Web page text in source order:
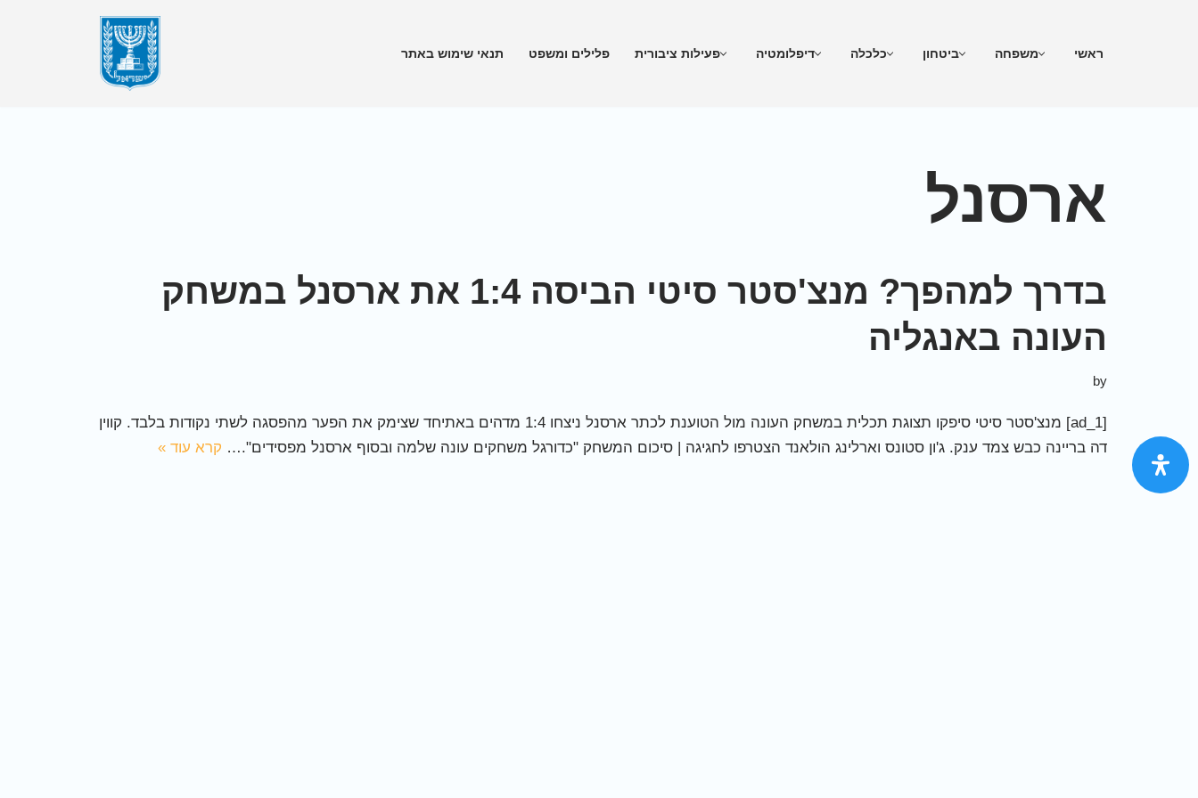
ראשי משפחה ביטחון כלכלה דיפלומטיה פעילות ציבורית פלילים ומשפט תנאי שימוש באתר
ארסנל
בדרך למהפך? מנצ'סטר סיטי הביסה 1:4 את ארסנל במשחק
העונה באנגליה
by
[ad_1] מנצ'סטר סיטי סיפקו תצוגת תכלית במשחק העונה מול הטוענת לכתר ארסנל ניצחו 1:4 מדהים באתיחד שצימק את הפער מהפסגה לשתי נקודות בלבד. קווין
דה בריינה כבש צמד ענק. ג'ון סטונס וארלינג הולאנד הצטרפו לחגיגה | סיכום המשחק "כדורגל משחקים עונה שלמה ובסוף ארסנל מפסידים".… קרא עוד »